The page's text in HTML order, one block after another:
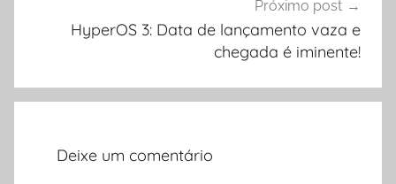
Próximo post
HyperOS 3: Data de lançamento vaza e
chegada é iminente!
Deixe um comentário